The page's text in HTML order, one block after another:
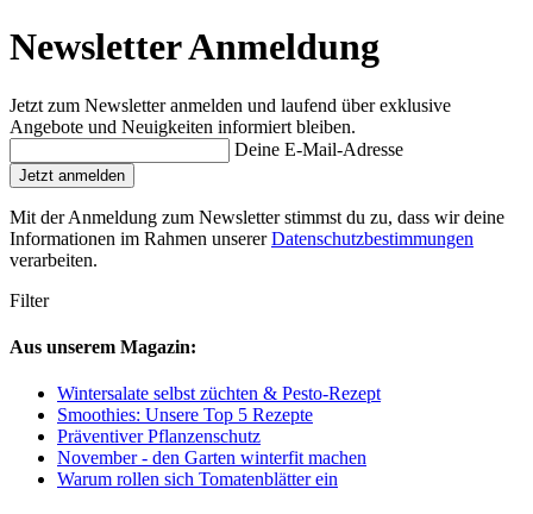
Newsletter Anmeldung
Jetzt zum Newsletter anmelden und laufend über exklusive
Angebote und Neuigkeiten informiert bleiben.
Deine E-Mail-Adresse
Jetzt anmelden
Mit der Anmeldung zum Newsletter stimmst du zu, dass wir deine
Informationen im Rahmen unsererDatenschutzbestimmungen
verarbeiten.
Filter
Aus unserem Magazin:
Wintersalate selbst züchten & Pesto-Rezept
Smoothies: Unsere Top 5 Rezepte
Präventiver Pflanzenschutz
November - den Garten winterfit machen
Warum rollen sich Tomatenblätter ein